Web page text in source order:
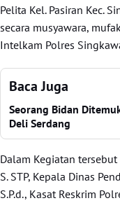
Pelita Kel. Pasiran Kec.
secara musyawara,
Intelkam Polres
Baca Juga
Seorang Bidan
Deli Serdang
Dalam Kegiatan
S. STP, Kepala Dinas
S.P.d., Kasat Reskrim